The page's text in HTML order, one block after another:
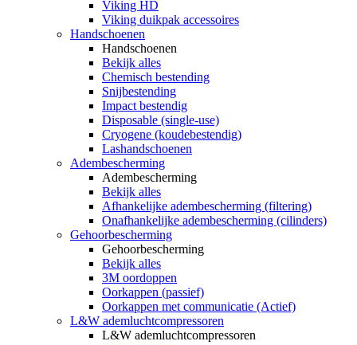
Viking HD
Viking duikpak accessoires
Handschoenen
Handschoenen
Bekijk alles
Chemisch bestending
Snijbestending
Impact bestendig
Disposable (single-use)
Cryogene (koudebestendig)
Lashandschoenen
Adembescherming
Adembescherming
Bekijk alles
Afhankelijke adembescherming (filtering)
Onafhankelijke adembescherming (cilinders)
Gehoorbescherming
Gehoorbescherming
Bekijk alles
3M oordoppen
Oorkappen (passief)
Oorkappen met communicatie (Actief)
L&W ademluchtcompressoren
L&W ademluchtcompressoren